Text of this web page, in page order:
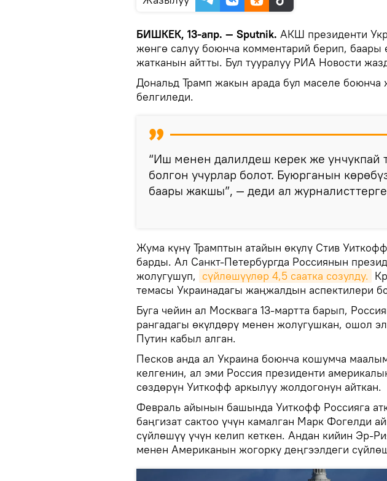
БИШКЕК, 13-апр. — Sputnik. АКШ президенти
жөнгө салуу боюнча комментарий берип, баары
жатканын айтты. Бул тууралуу РИА Новости
Дональд Трамп жакын арада бул маселе
белгиледи.
“Иш менен далилдеш керек же унчукпай
болгон учурлар болот. Буюрганын
баары жакшы”, — деди ал
Жума күнү Трамптын атайын өкүлү Стив
барды. Ал Санкт-Петербургда Россиянын
жолугушуп, сүйлөшүүлөр 4,5 саатка созулду.
темасы Украинадагы жаңжалдын аспектилери
Буга чейин ал Москвага 13-мартта барып,
рангадагы өкүлдөрү менен жолугушкан, ошол
Путин кабыл алган.
Песков анда ал Украина боюнча кошумча
келгенин, ал эми Россия президенти
сөздөрүн Уиткофф аркылуу жолдогонун айткан.
Февраль айынын башында Уиткофф Россияга
баңгизат сактоо үчүн камалган Марк Фогелди
сүйлөшүү үчүн келип кеткен. Андан кийин Эр-
менен Американын жогорку деңгээлдеги